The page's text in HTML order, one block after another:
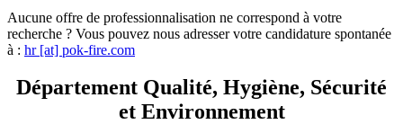
Aucune offre de professionnalisation ne correspond à votre
recherche ? Vous pouvez nous adresser votre candidature spontanée
à : hr [at] pok-fire.com
Département Qualité, Hygiène, Sécurité
et Environnement